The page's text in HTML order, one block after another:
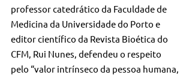
professor catedrático da Faculdade de
Medicina da Universidade do Porto e
editor científico da Revista Bioética do
CFM, Rui Nunes, defendeu o respeito
pelo “valor intrínseco da pessoa humana,